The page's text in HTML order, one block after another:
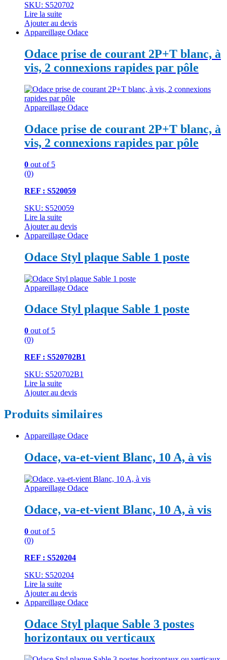
SKU: S520702
Lire la suite
Ajouter au devis
Appareillage Odace
Odace prise de courant 2P+T blanc, à
vis, 2 connexions rapides par pôle
Appareillage Odace
Odace prise de courant 2P+T blanc, à
vis, 2 connexions rapides par pôle
0 out of 5
(0)
REF : S520059
SKU: S520059
Lire la suite
Ajouter au devis
Appareillage Odace
Odace Styl plaque Sable 1 poste
Appareillage Odace
Odace Styl plaque Sable 1 poste
0 out of 5
(0)
REF : S520702B1
SKU: S520702B1
Lire la suite
Ajouter au devis
Produits similaires
Appareillage Odace
Odace, va-et-vient Blanc, 10 A, à vis
Appareillage Odace
Odace, va-et-vient Blanc, 10 A, à vis
0 out of 5
(0)
REF : S520204
SKU: S520204
Lire la suite
Ajouter au devis
Appareillage Odace
Odace Styl plaque Sable 3 postes
horizontaux ou verticaux